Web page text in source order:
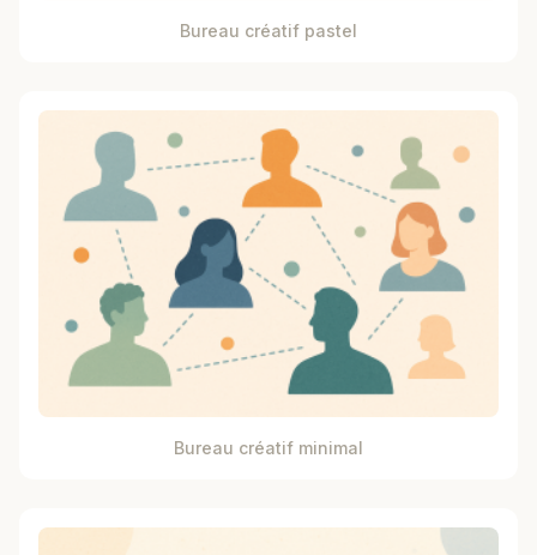
Bureau créatif pastel
Bureau créatif minimal